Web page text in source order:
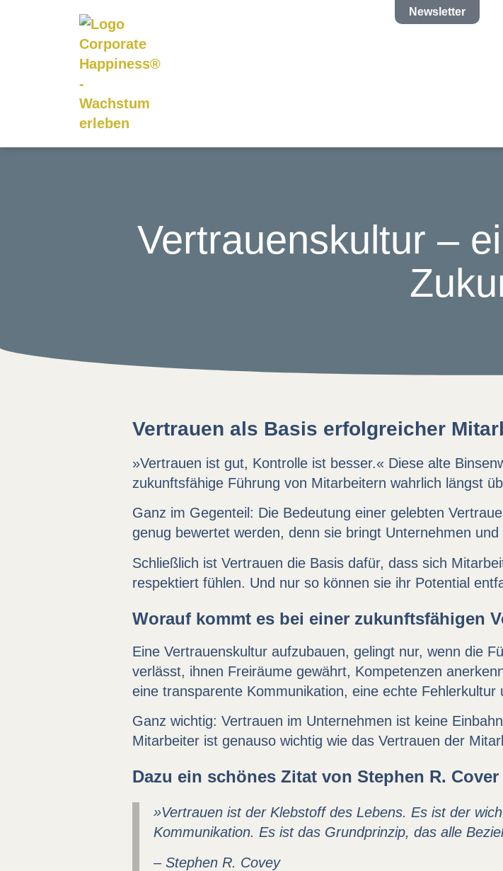
Newsletter
Vertrauenskultur –
Vertrauen als Basis erfolgreicher
»Vertrauen ist gut, Kontrolle ist besser.« Diese alte
zukunftsfähige Führung von Mitarbeitern wahrlich längst
Ganz im Gegenteil: Die Bedeutung einer gelebten
genug bewertet werden, denn sie bringt Unternehmen
Schließlich ist Vertrauen die Basis dafür, dass sich
respektiert fühlen. Und nur so können sie ihr Potential
Worauf kommt es bei einer zukunftsfähigen
Eine Vertrauenskultur aufzubauen, gelingt nur, wenn die
verlässt, ihnen Freiräume gewährt, Kompetenzen
eine transparente Kommunikation, eine echte Fehlerkultur
Ganz wichtig: Vertrauen im Unternehmen ist keine
Mitarbeiter ist genauso wichtig wie das Vertrauen der
Dazu ein schönes Zitat von Stephen R.
»Vertrauen ist der Klebstoff des Lebens. Es ist der
Kommunikation. Es ist das Grundprinzip, das alle
– Stephen R. Covey